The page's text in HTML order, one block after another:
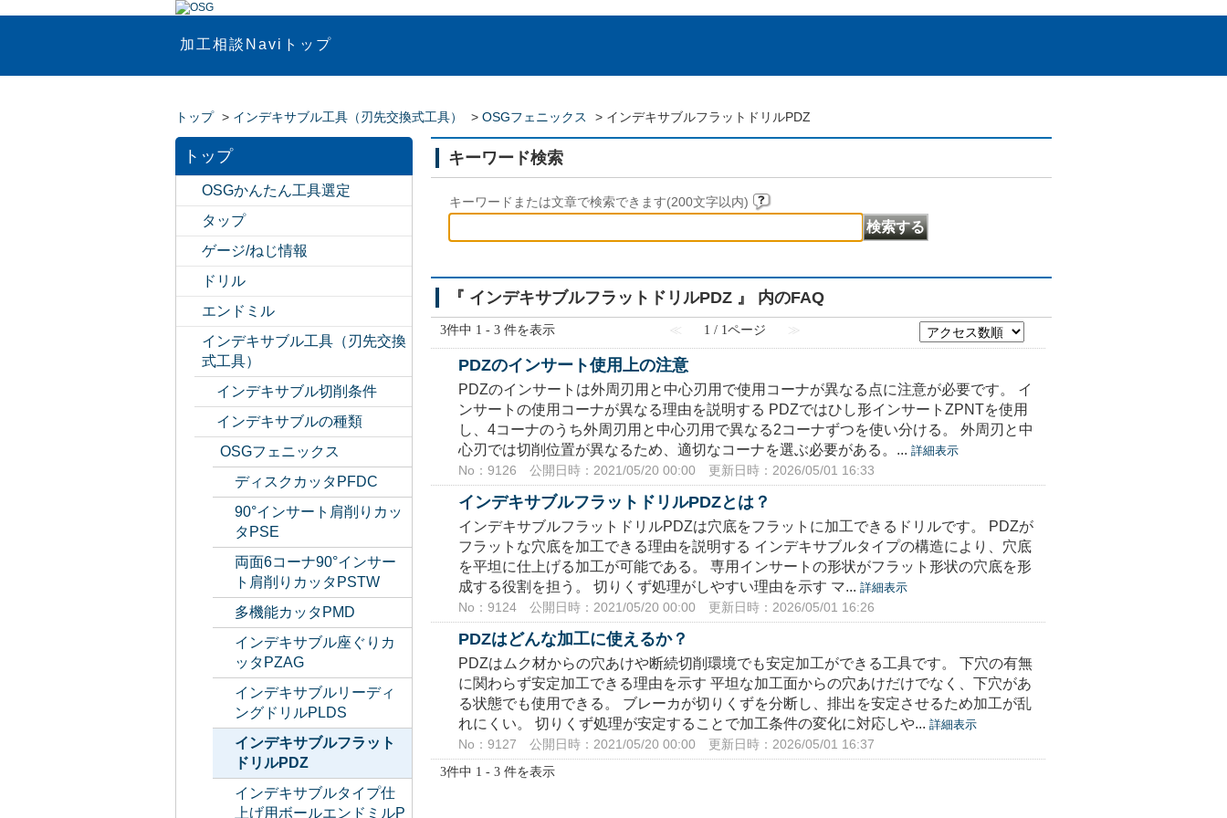
加工相談Naviトップ
トップ > インデキサブル工具（刃先交換式工具） > OSGフェニックス > インデキサブルフラットドリルPDZ
トップ
OSGかんたん工具選定
タップ
ゲージ/ねじ情報
ドリル
エンドミル
インデキサブル工具（刃先交換
式工具）
インデキサブル切削条件
インデキサブルの種類
OSGフェニックス
ディスクカッタPFDC
90°インサート肩削りカッ
タPSE
両面6コーナ90°インサー
ト肩削りカッタPSTW
多機能カッタPMD
インデキサブル座ぐりカ
ッタPZAG
インデキサブルリーディ
ングドリルPLDS
インデキサブルフラット
ドリルPDZ
インデキサブルタイプ仕
上げ用ボールエンドミルP
キーワード検索
キーワードまたは文章で検索できます(200文字以内)
『 インデキサブルフラットドリルPDZ 』 内のFAQ
3件中 1 - 3 件を表示 ≪ 1 / 1ページ ≫
PDZのインサート使用上の注意
PDZのインサートは外周刃用と中心刃用で使用コーナが異なる点に注意が必要です。 イ
ンサートの使用コーナが異なる理由を説明する PDZではひし形インサートZPNTを使用
し、4コーナのうち外周刃用と中心刃用で異なる2コーナずつを使い分ける。 外周刃と中
心刃では切削位置が異なるため、適切なコーナを選ぶ必要がある。... 詳細表示
No：9126
公開日時：2021/05/20 00:00 更新日時：2026/05/01 16:33
インデキサブルフラットドリルPDZとは？
インデキサブルフラットドリルPDZは穴底をフラットに加工できるドリルです。 PDZが
フラットな穴底を加工できる理由を説明する インデキサブルタイプの構造により、穴底
を平坦に仕上げる加工が可能である。 専用インサートの形状がフラット形状の穴底を形
成する役割を担う。 切りくず処理がしやすい理由を示す マ... 詳細表示
No：9124
公開日時：2021/05/20 00:00 更新日時：2026/05/01 16:26
PDZはどんな加工に使えるか？
PDZはムク材からの穴あけや断続切削環境でも安定加工ができる工具です。 下穴の有無
に関わらず安定加工できる理由を示す 平坦な加工面からの穴あけだけでなく、下穴があ
る状態でも使用できる。 ブレーカが切りくずを分断し、排出を安定させるため加工が乱
れにくい。 切りくず処理が安定することで加工条件の変化に対応しや... 詳細表示
No：9127
公開日時：2021/05/20 00:00
更新日時：2026/05/01 16:37
3件中 1 - 3 件を表示